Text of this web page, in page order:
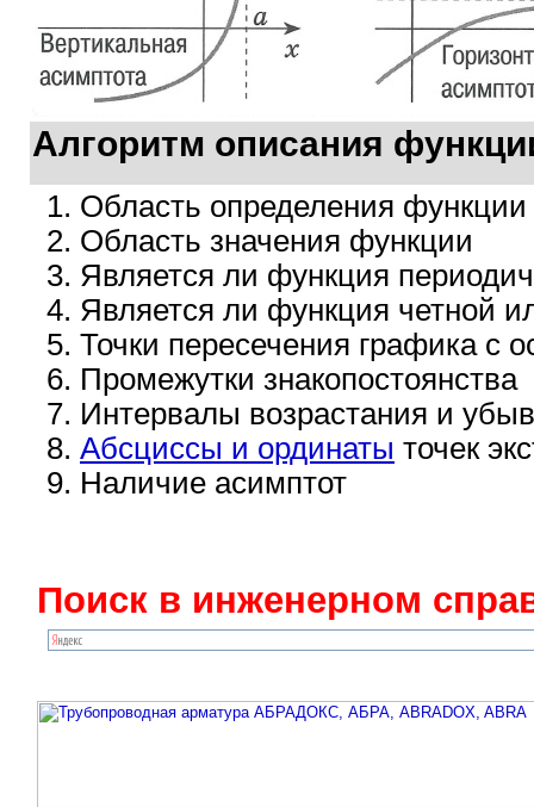
Алгоритм описания
Область определения функции
Область значения функции
Является ли функция
Является ли функция четной
Точки пересечения графика с
Промежутки знакопостоянства
Интервалы возрастания и
Абсциссы и ординаты точек
Наличие асимптот
Поиск в инженерном